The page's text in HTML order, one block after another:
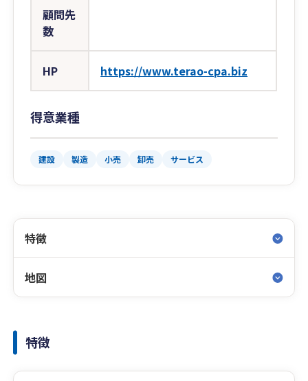
顧問先
数
HP https://www.terao-cpa.biz
得意業種
建設 製造 小売 卸売 サービス
特徴
地図
特徴